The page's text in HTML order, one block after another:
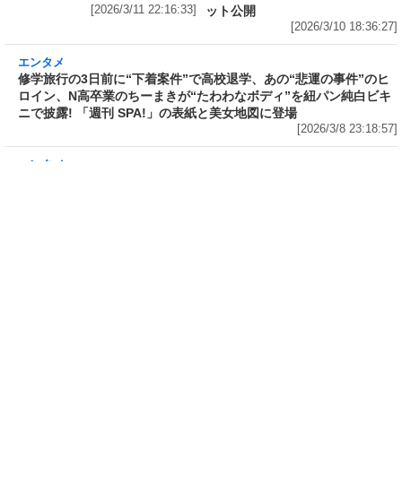
で助演女優賞を受賞、2011年に園
年ぶりにIカップを披露した写真集
「はだいろ 遙」の完全未発表カッ
トが「FRIDAY」の袋とじに!
DVDが付録で税込780円
[2026/3/11 22:16:33]
歯科衛生士としての顔も持ち、コ
スプレイヤー＆撮影会モデルとし
て活動中のるかが沖縄で豊満なバ
れにも! デジタル写真集「美ボデ
ィ歯科衛生士」発売記念で誌面カ
ット公開
[2026/3/10 18:36:27]